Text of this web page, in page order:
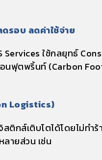
รอบ ลดค่าใช้จ่าย
Services ใช้กลยุทธ์
นฟุตพริ้นท์ (Carbon
Logistics)
ติกส์เติบโตได้โดยไม่ทำร้
ลายส่วน เช่น